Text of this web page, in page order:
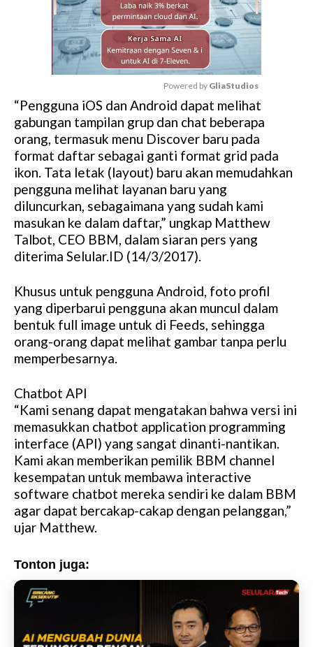
M
u
t
e
Powered by GliaStudios
“Pengguna iOS dan Android dapat melihat
gabungan tampilan grup dan chat beberapa
orang, termasuk menu Discover baru pada
format daftar sebagai ganti format grid pada
ikon. Tata letak (layout) baru akan memudahkan
pengguna melihat layanan baru yang
diluncurkan, sebagaimana yang sudah kami
masukan ke dalam daftar,” ungkap Matthew
Talbot, CEO BBM, dalam siaran pers yang
diterima Selular.ID (14/3/2017).
Khusus untuk pengguna Android, foto profil
yang diperbarui pengguna akan muncul dalam
bentuk full image untuk di Feeds, sehingga
orang-orang dapat melihat gambar tanpa perlu
memperbesarnya.
Chatbot API
“Kami senang dapat mengatakan bahwa versi ini
memasukkan chatbot application programming
interface (API) yang sangat dinanti-nantikan.
Kami akan memberikan pemilik BBM channel
kesempatan untuk membawa interactive
software chatbot mereka sendiri ke dalam BBM
agar dapat bercakap-cakap dengan pelanggan,”
ujar Matthew.
Tonton juga: